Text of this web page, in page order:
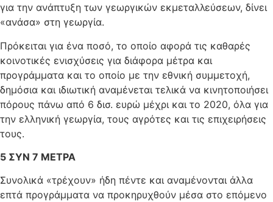
για την ανάπτυξη των γεωργικών εκμεταλλεύσεων, δίνει
«ανάσα» στη γεωργία.
Πρόκειται για ένα ποσό, το οποίο αφορά τις καθαρές
κοινοτικές ενισχύσεις για διάφορα μέτρα και
προγράμματα και το οποίο με την εθνική συμμετοχή,
δημόσια και ιδιωτική αναμένεται τελικά να κινητοποιήσει
πόρους πάνω από 6 δισ. ευρώ μέχρι και το 2020, όλα για
την ελληνική γεωργία, τους αγρότες και τις επιχειρήσεις
τους.
5 ΣYN 7 METPA
Συνολικά «τρέχουν» ήδη πέντε και αναμένονται άλλα
επτά προγράμματα να προκηρυχθούν μέσα στο επόμενο